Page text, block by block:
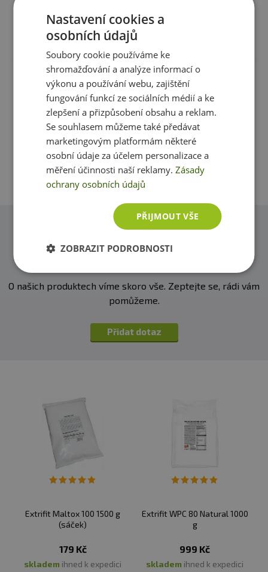
Informace:potravina určená pro zvláštní výživu,
vhodná pro sportovce
Recenze Produkt zatím nikdo nehodnotil
Máte s produktem zkušenost? Napište recenzi a
pomozte tak ostatním zákazníkům s rozhodováním.
Děkujeme :-)
Přidat vlastní hodnocení
Zeptejte se, rádi vám pomůžeme
O našich produktech víme skoro vše. Zeptejte se, rádi vám
pomůžeme.
Přidat dotaz
Extrifit Maltox 100 1500 g
(sáček)
179 Kč
skladem ihned k expedici
Extrifit WPC 80 Natural 1000
g
999 Kč
skladem ihned k expedici
Nastavení cookies a
osobních údajů
Soubory cookie používáme ke
shromažďování a analýze informací o
výkonu a používání webu, zajištění
fungování funkcí ze sociálních médií a ke
zlepšení a přizpůsobení obsahu a reklam.
Se souhlasem můžeme také předávat
marketingovým platformám některé
osobní údaje za účelem personalizace a
měření účinnosti naší reklamy.Zásady
ochrany osobních údajů
PŘIJMOUT VŠE
ZOBRAZIT PODROBNOSTI